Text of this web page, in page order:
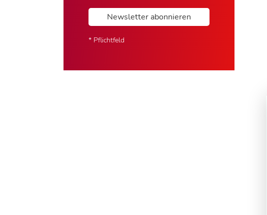
Newsletter abonnieren
* Pflichtfeld